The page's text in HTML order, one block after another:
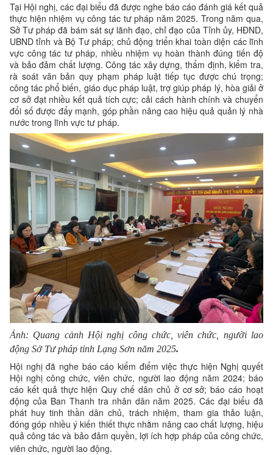
Tại Hội nghị, các đại biểu đã được nghe báo cáo đánh giá kết quả
thực hiện nhiệm vụ công tác tư pháp năm 2025. Trong năm qua,
Sở Tư pháp đã bám sát sự lãnh đạo, chỉ đạo của Tỉnh ủy, HĐND,
UBND tỉnh và Bộ Tư pháp; chủ động triển khai toàn diện các lĩnh
vực công tác tư pháp, nhiều nhiệm vụ hoàn thành đúng tiến độ
và bảo đảm chất lượng. Công tác xây dựng, thẩm định, kiểm tra,
rà soát văn bản quy phạm pháp luật tiếp tục được chú trọng;
công tác phổ biến, giáo dục pháp luật, trợ giúp pháp lý, hòa giải ở
cơ sở đạt nhiều kết quả tích cực; cải cách hành chính và chuyển
đổi số được đẩy mạnh, góp phần nâng cao hiệu quả quản lý nhà
nước trong lĩnh vực tư pháp.
Ảnh: Quang cảnh Hội nghị công chức, viên chức, người lao
động Sở Tư pháp tỉnh Lạng Sơn năm 2025.
Hội nghị đã nghe báo cáo kiểm điểm việc thực hiện Nghị quyết
Hội nghị công chức, viên chức, người lao động năm 2024; báo
cáo kết quả thực hiện Quy chế dân chủ ở cơ sở; báo cáo hoạt
động của Ban Thanh tra nhân dân năm 2025. Các đại biểu đã
phát huy tinh thần dân chủ, trách nhiệm, tham gia thảo luận,
đóng góp nhiều ý kiến thiết thực nhằm nâng cao chất lượng, hiệu
quả công tác và bảo đảm quyền, lợi ích hợp pháp của công chức,
viên chức, người lao động.